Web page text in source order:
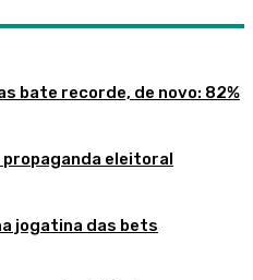
bate recorde, de novo: 82%
eleitoral
jogatina das bets